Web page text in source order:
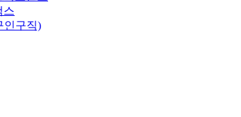
스
인구직)